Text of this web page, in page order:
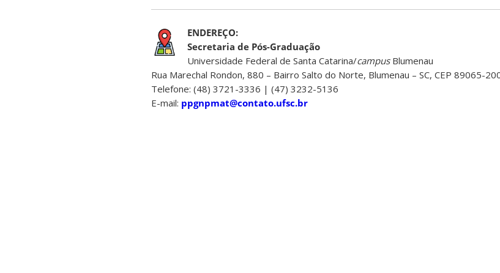
ENDEREÇO:
Secretaria de Pós-Graduação
Universidade Federal de Santa Catarina/campusBlumenau
Rua Marechal Rondon, 880 – Bairro Salto do Norte, Blumenau – SC, CEP 89065-
Telefone: (48) 3721-3336 | (47) 3232-5136
E-mail: ppgnpmat@contato.ufsc.br